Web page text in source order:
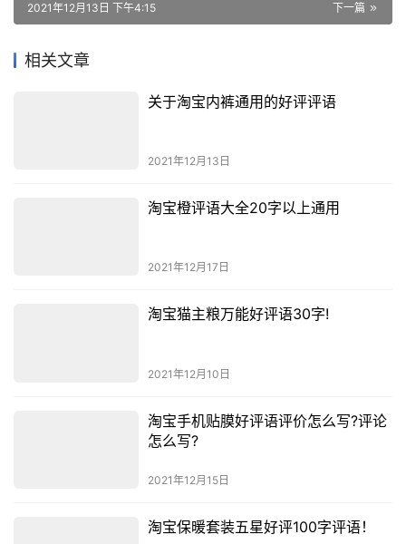
下一篇
2021年12月13日 下午4:15
相关文章
关于淘宝内裤通用的好评评语
2021年12月13日
淘宝橙评语大全20字以上通用
2021年12月17日
淘宝猫主粮万能好评语30字!
2021年12月10日
淘宝手机贴膜好评语评价怎么写?评论
怎么写?
2021年12月15日
淘宝保暖套装五星好评100字评语！